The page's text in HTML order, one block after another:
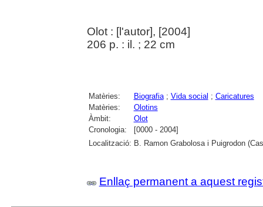
Olot : [l'autor], [2004]
206 p. : il. ; 22 cm
Matèries: Biografia; Vida social ; Caricatures
Matèries:
Olotins
Àmbit:
Olot
Cronologia:
[0000 - 2004]
Localització: B. Ramon Grabolosa i Puigrodon
Enllaç permanent a aquest